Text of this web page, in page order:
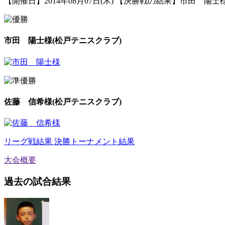
市田 陽士様(松戸テニスクラブ)
佐藤 信希様(松戸テニスクラブ)
リーグ戦結果 決勝トーナメント結果
大会概要
過去の試合結果